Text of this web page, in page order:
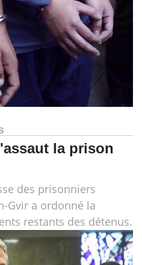
la prison
des prisonniers
Gvir a ordonné la
restants des détenus.